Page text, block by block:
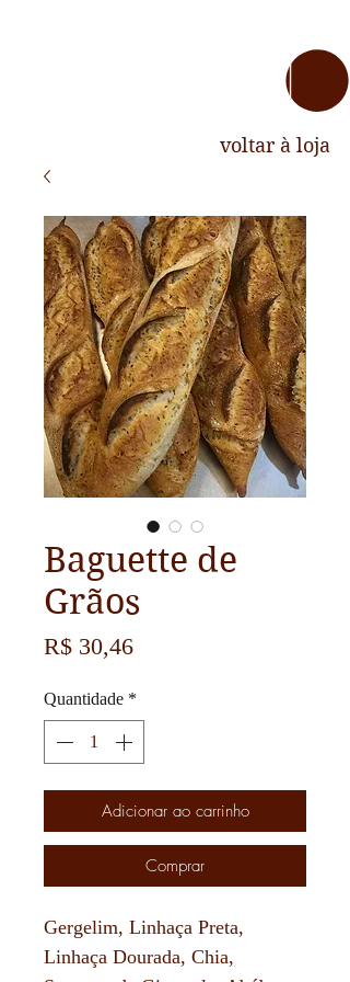
voltar à loja
Baguette de
Grãos
R$ 30,46Preço
Quantidade *
Adicionar ao carrinho
Comprar
Gergelim, Linhaça Preta,
Linhaça Dourada, Chia,